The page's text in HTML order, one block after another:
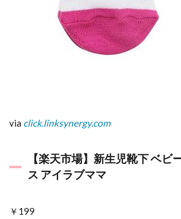
via click.linksynergy.com
【楽天市場】新生児靴下 ベビ
ス アイラブママ
￥199